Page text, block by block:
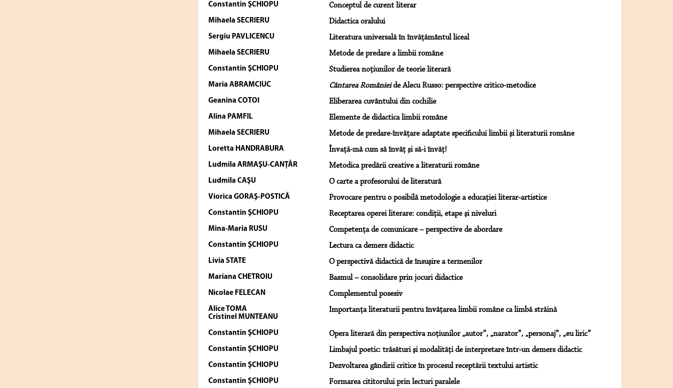
Constantin ŞCHIOPU Conceptul de curent literar
Mihaela SECRIERU Didactica oralului
Sergiu PAVLICENCU Literatura universală în învăţământul liceal
Mihaela SECRIERU Metode de predare a limbii române
Constantin ŞCHIOPU Studierea noţiunilor de teorie literară
Maria ABRAMCIUC Cântarea Românieide Alecu Russo: perspective critico-metodice
Geanina COTOI Eliberarea cuvântului din cochilie
Alina PAMFIL Elemente de didactica limbii române
Mihaela SECRIERU Metode de predare-învăţare adaptate specificului limbii şi literaturii române
Loretta HANDRABURA Învaţă-mă cum să învăţ şi să-i învăţ!
Ludmila ARMAŞU-CANŢÂR Metodica predării creative a literaturii române
Ludmila CAŞU O carte a profesorului de literatură
Viorica GORAŞ-POSTICĂ Provocare pentru o posibilă metodologie a educaţiei literar-artistice
Constantin ŞCHIOPU Receptarea operei literare: condiţii, etape şi niveluri
Mina-Maria RUSU Competenţa de comunicare – perspective de abordare
Constantin ŞCHIOPU Lectura ca demers didactic
Livia STATE O perspectivă didactică de însuşire a termenilor
Mariana CHETROIU Basmul – consolidare prin jocuri didactice
Nicolae FELECAN Complementul posesiv
Alice TOMA
Cristinel MUNTEANU
Importanţa literaturii pentru învăţarea limbii române ca limbă străină
Constantin ŞCHIOPU Opera literară din perspectiva noţiunilor „autor”, „narator”, „personaj”, „eu liric”
Constantin ŞCHIOPU Limbajul poetic: trăsături şi modalităţi de interpretare într-un demers didactic
Constantin ŞCHIOPU Dezvoltarea gândirii critice în procesul receptării textului artistic
Constantin ŞCHIOPU Formarea cititorului prin lecturi paralele